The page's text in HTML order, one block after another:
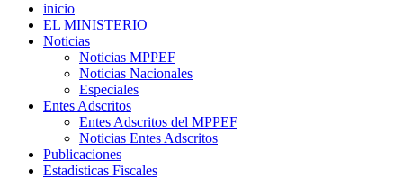
inicio
EL MINISTERIO
Noticias
Noticias MPPEF
Noticias Nacionales
Especiales
Entes Adscritos
Entes Adscritos del MPPEF
Noticias Entes Adscritos
Publicaciones
Estadísticas Fiscales